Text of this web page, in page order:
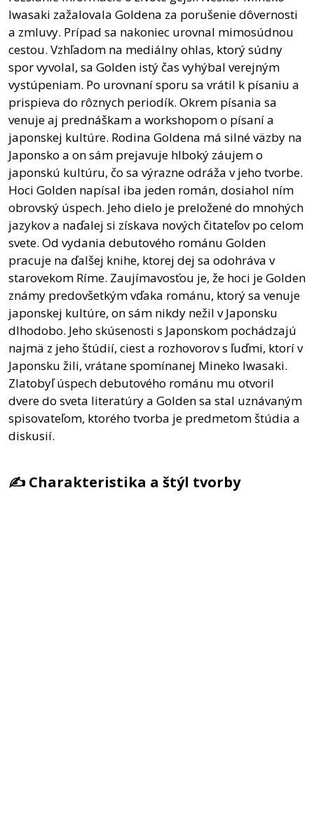
Iwasaki zažalovala Goldena za porušenie dôvernosti
a zmluvy. Prípad sa nakoniec urovnal mimosúdnou
cestou. Vzhľadom na mediálny ohlas, ktorý súdny
spor vyvolal, sa Golden istý čas vyhýbal verejným
vystúpeniam. Po urovnaní sporu sa vrátil k písaniu a
prispieva do rôznych periodík. Okrem písania sa
venuje aj prednáškam a workshopom o písaní a
japonskej kultúre. Rodina Goldena má silné väzby na
Japonsko a on sám prejavuje hlboký záujem o
japonskú kultúru, čo sa výrazne odráža v jeho tvorbe.
Hoci Golden napísal iba jeden román, dosiahol ním
obrovský úspech. Jeho dielo je preložené do mnohých
jazykov a naďalej si získava nových čitateľov po celom
svete. Od vydania debutového románu Golden
pracuje na ďalšej knihe, ktorej dej sa odohráva v
starovekom Ríme. Zaujímavosťou je, že hoci je Golden
známy predovšetkým vďaka románu, ktorý sa venuje
japonskej kultúre, on sám nikdy nežil v Japonsku
dlhodobo. Jeho skúsenosti s Japonskom pochádzajú
najmä z jeho štúdií, ciest a rozhovorov s ľuďmi, ktorí v
Japonsku žili, vrátane spomínanej Mineko Iwasaki.
Zlatobyľ úspech debutového románu mu otvoril
dvere do sveta literatúry a Golden sa stal uznávaným
spisovateľom, ktorého tvorba je predmetom štúdia a
diskusií.
✍️ Charakteristika a štýl tvorby